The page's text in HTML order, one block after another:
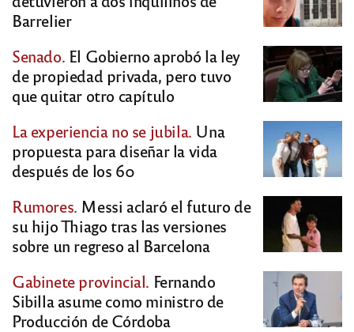
Barrelier
Senado. El Gobierno aprobó la ley
de propiedad privada, pero tuvo
que quitar otro capítulo
La experiencia no se jubila. Una
propuesta para diseñar la vida
después de los 60
Rumores. Messi aclaró el futuro de
su hijo Thiago tras las versiones
sobre un regreso al Barcelona
Gabinete provincial. Fernando
Sibilla asume como ministro de
Producción de Córdoba